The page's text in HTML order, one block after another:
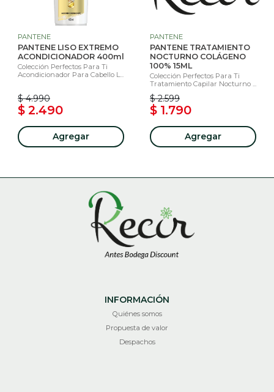
PANTENE
PANTENE LISO EXTREMO
ACONDICIONADOR 400ml
Colección Perfectos Para Ti
Acondicionador Para Cabello L...
$ 4.990
$ 2.490
Agregar
PANTENE
PANTENE TRATAMIENTO
NOCTURNO COLÁGENO
100% 15ML
Colección Perfectos Para Ti
Tratamiento Capilar Nocturno ...
$ 2.599
$ 1.790
Agregar
INFORMACIÓN
Quiénes somos
Propuesta de valor
Despachos